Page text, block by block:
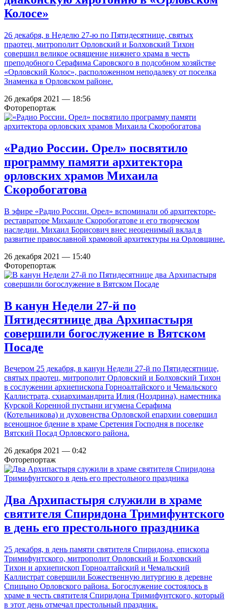
Колосе»
26 декабря, в Неделю 27-ю по Пятидесятнице, святых
праотец, митрополит Орловский и Болховский Тихон
совершил великое освящение нижнего храма в честь
преподобного Серафима Саровского в подсобном хозяйстве
«Орловский Колос», расположенном неподалеку от поселка
Знаменка в Орловском районе.
26 декабря 2021 — 18:56
Фоторепортаж
«Радио России. Орел» посвятило
программу памяти архитектора
орловских храмов Михаила
Скоробогатова
В эфире «Радио России. Орел» вспоминали об архитекторе-
реставраторе Михаиле Скоробогатове и его творческом
наследии. Михаил Борисович внес неоценимый вклад в
развитие православной храмовой архитектуры на Орловщине.
26 декабря 2021 — 15:40
Фоторепортаж
В канун Недели 27-й по
Пятидесятнице два Архипастыря
совершили богослужение в Вятском
Посаде
Вечером 25 декабря, в канун Недели 27-й по Пятидесятнице,
святых праотец, митрополит Орловский и Болховский Тихон
в сослужении архиепископа Горноалтайского и Чемальского
Каллистрата, схиархимандрита Илия (Ноздрина), наместника
Курской Коренной пустыни игумена Серафима
(Котельникова) и духовенства Орловской епархии совершил
всенощное бдение в храме Сретения Господня в поселке
Вятский Посад Орловского района.
26 декабря 2021 — 0:42
Фоторепортаж
Два Архипастыря служили в храме
святителя Спиридона Тримифунтского
в день его престольного праздника
25 декабря, в день памяти святителя Спиридона, епископа
Тримифунтского, митрополит Орловский и Болховский
Тихон и архиепископ Горноалтайский и Чемальский
Каллистрат совершили Божественную литургию в деревне
Спицыно Орловского района. Богослужение состоялось в
храме в честь святителя Спиридона Тримифунтского, который
в этот день отмечал престольный праздник.